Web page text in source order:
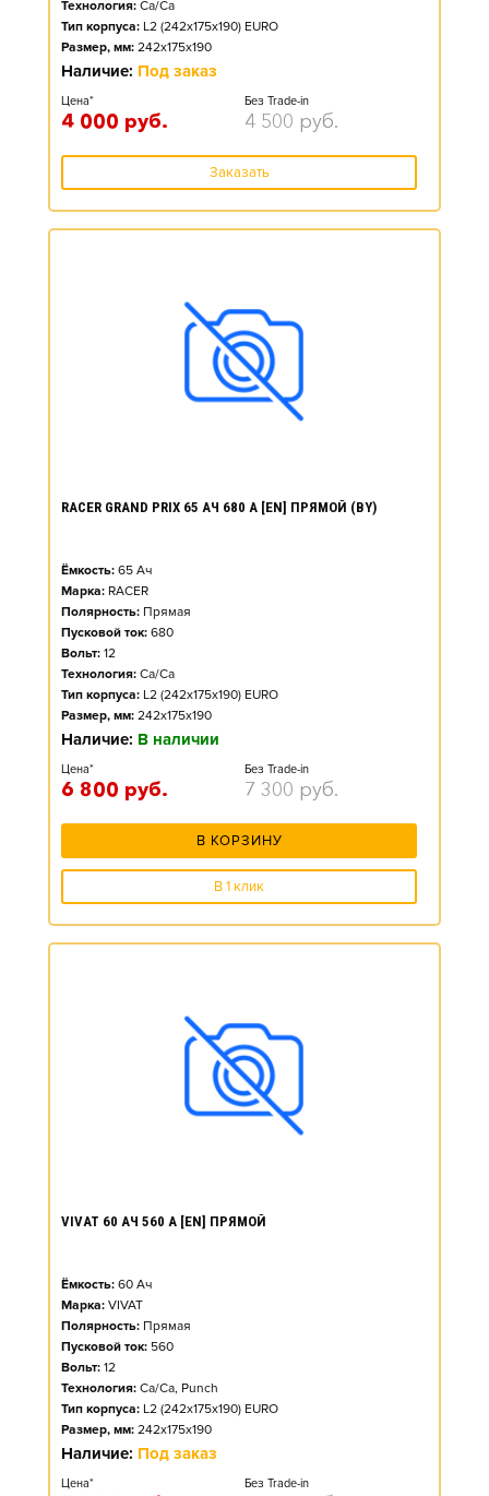
Технология: Ca/Ca
Тип корпуса: L2 (242x175x190) EURO
Размер, мм: 242x175x190
Наличие: Под заказ
Цена*
4 000 руб.
Без Trade-in
4 500 руб.
Заказать
RACER GRAND PRIX 65 АЧ 680 А [EN] ПРЯМОЙ (BY)
Ёмкость: 65 Ач
Марка: RACER
Полярность: Прямая
Пусковой ток: 680
Вольт: 12
Технология: Ca/Ca
Тип корпуса: L2 (242x175x190) EURO
Размер, мм: 242x175x190
Наличие: В наличии
Цена*
6 800 руб.
Без Trade-in
7 300 руб.
В КОРЗИНУ
В 1 клик
VIVAT 60 АЧ 560 А [EN] ПРЯМОЙ
Ёмкость: 60 Ач
Марка: VIVAT
Полярность: Прямая
Пусковой ток: 560
Вольт: 12
Технология: Ca/Ca, Punch
Тип корпуса: L2 (242x175x190) EURO
Размер, мм: 242x175x190
Наличие: Под заказ
Цена* Без Trade-in